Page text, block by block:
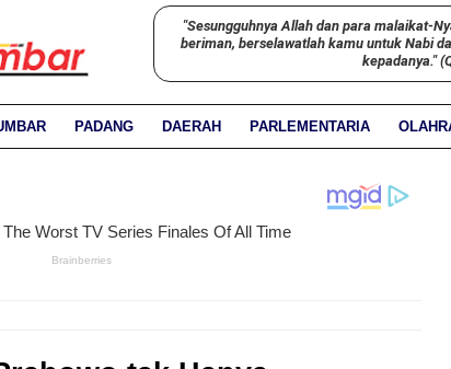
"Sesungguhnya Allah dan para malaikat-
beriman, berselawatlah kamu untuk Nabi
kepadanya."
PADANG DAERAH PARLEMENTARIA